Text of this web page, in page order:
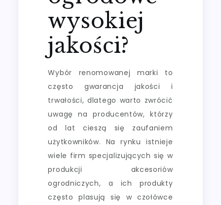
wysokiej
jakości?
Wybór renomowanej marki to
często gwarancja jakości i
trwałości, dlatego warto zwrócić
uwagę na producentów, którzy
od lat cieszą się zaufaniem
użytkowników. Na rynku istnieje
wiele firm specjalizujących się w
produkcji akcesoriów
ogrodniczych, a ich produkty
często plasują się w czołówce